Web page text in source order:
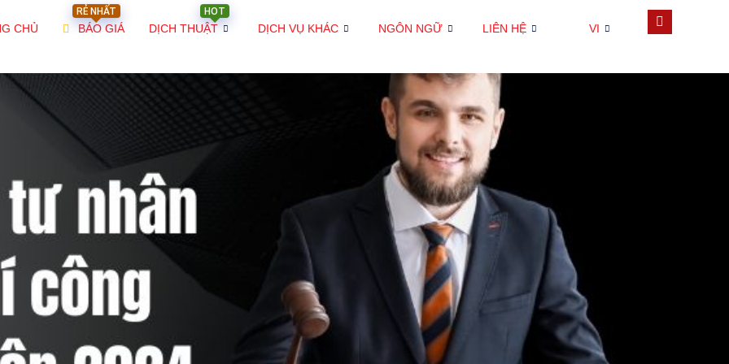
CHỦ
RẺ NHẤT
BÁO GIÁ
HOT
DỊCH THUẬT DỊCH VỤ KHÁC NGÔN NGỮ LIÊN HỆ VI